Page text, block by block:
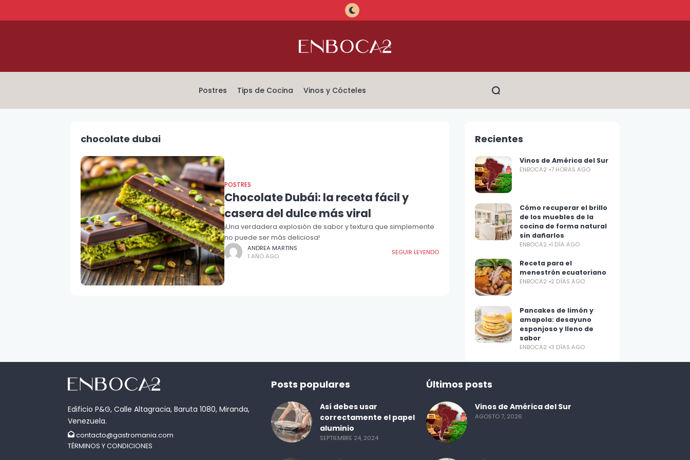
Postres Tips de Cocina Vinos y Cócteles
chocolate dubai
POSTRES
Chocolate Dubái: la receta fácil y
casera del dulce más viral
¡Una verdadera explosión de sabor y textura que simplemente
no puede ser más deliciosa!
ANDREA MARTINS
1 AÑO AGO
SEGUIR LEYENDO
Recientes
Vinos de América del Sur
ENBOCA2 7 HORAS AGO
Cómo recuperar el brillo
de los muebles de la
cocina de forma natural
sin dañarlos
ENBOCA2 1 DÍA AGO
Receta para el
menestrón ecuatoriano
ENBOCA2 2 DÍAS AGO
Pancakes de limón y
amapola: desayuno
esponjoso y lleno de
sabor
ENBOCA2 3 DÍAS AGO
Edificio P&G, Calle Altagracia, Baruta 1080, Miranda,
Venezuela.
contacto@gastromania.com
TÉRMINOS Y CONDICIONES
Posts populares
Así debes usar
correctamente el papel
aluminio
SEPTIEMBRE 24, 2024
Últimos posts
Vinos de América del Sur
AGOSTO 7, 2026